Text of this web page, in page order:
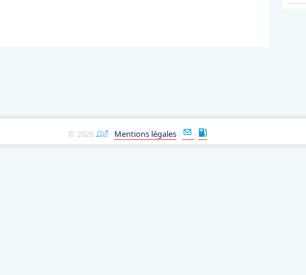
© 2026 - Mentions légales - -